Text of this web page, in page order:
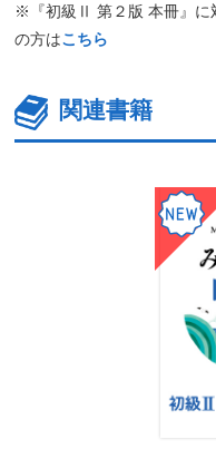
※『初級Ⅱ 第２版 本冊』に
の方はこちら
関連書籍